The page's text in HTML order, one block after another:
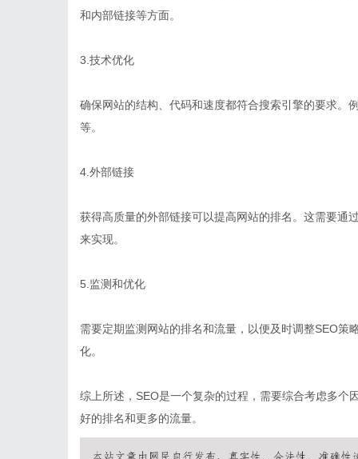
和内部链接等方面。
3.技术优化
确保网站的结构、代码和速度都符合搜索引擎的要求。
等。
4.外部链接
获得高质量的外部链接可以提高网站的排名。这需要通
来实现。
5.监测和优化
需要定期监测网站的排名和流量，以便及时调整SEO
化。
综上所述，SEO是一个复杂的过程，需要综合考虑多个
好的排名和更多的流量。